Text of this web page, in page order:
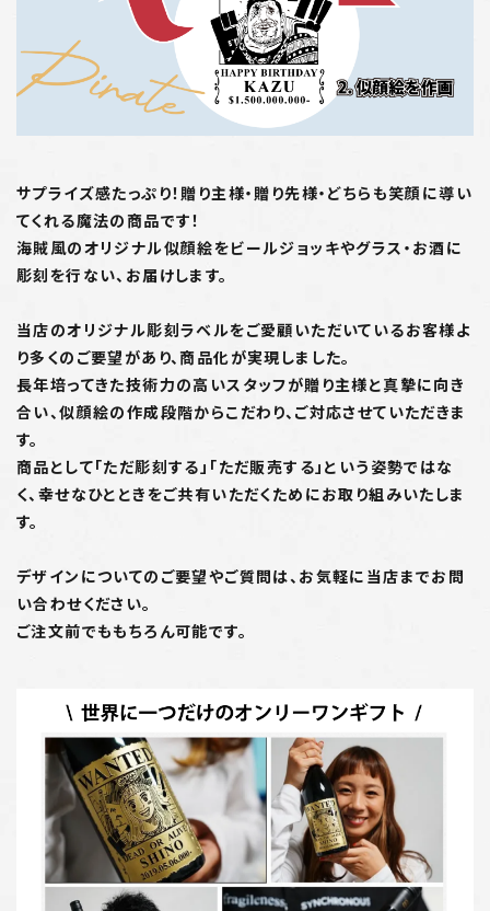
サプライズ感たっぷり！贈り主様・贈り先様・どちらも笑顔に導い
てくれる魔法の商品です！
海賊風のオリジナル似顔絵をビールジョッキやグラス・お酒に
彫刻を行ない、お届けします。
当店のオリジナル彫刻ラベルをご愛顧いただいているお客様よ
り多くのご要望があり、商品化が実現しました。
長年培ってきた技術力の高いスタッフが贈り主様と真摯に向き
合い、似顔絵の作成段階からこだわり、ご対応させていただきま
す。
商品として「ただ彫刻する」「ただ販売する」という姿勢ではな
く、幸せなひとときをご共有いただくためにお取り組みいたしま
す。
デザインについてのご要望やご質問は、お気軽に当店までお問
い合わせください。
ご注文前でももちろん可能です。